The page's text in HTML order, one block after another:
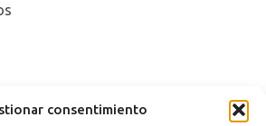
consentimiento
| |Política de cookies